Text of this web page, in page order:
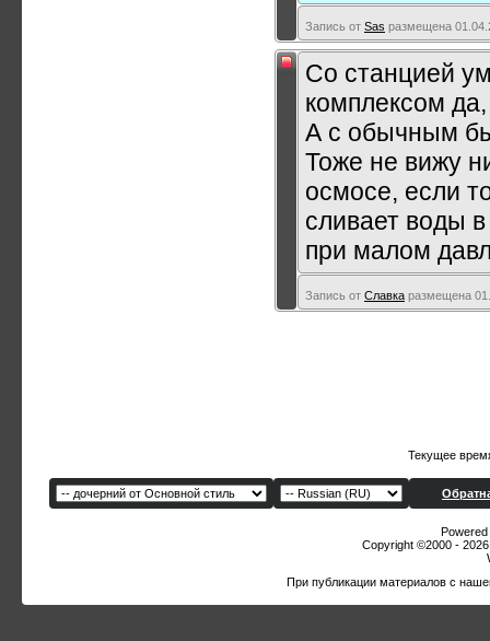
Запись от Sas размещена
Со станцией
комплексом
А с обычным
Тоже не вижу
осмосе, если
сливает воды
при малом
Запись от Славка размещена
Текущее
Copyright ©2000 -
При публикации материалов с